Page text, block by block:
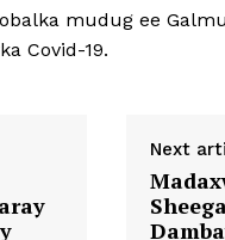
mudug ee
Covid-19.
Next